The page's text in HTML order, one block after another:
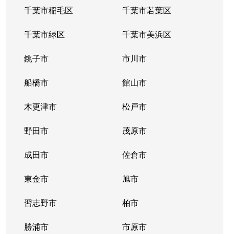
千葉市稲毛区 千葉市若葉区
千葉市緑区 千葉市美浜区
銚子市 市川市
船橋市 館山市
木更津市 松戸市
野田市 茂原市
成田市 佐倉市
東金市 旭市
習志野市 柏市
勝浦市 市原市